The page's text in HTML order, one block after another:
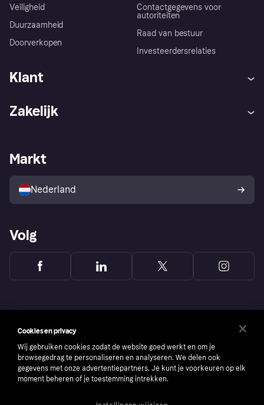
Veiligheid
Duurzaamheid
Doorverkopen
Contactgegevens voor
autoriteiten
Raad van bestuur
Investeerdersrelaties
Klant
Winkeloverzicht
Kopersbescherming voor
consumenten
Zakelijk
Zakelijke login
Markt
Nederland
Volg
Cookies en privacy
Wij gebruiken cookies zodat de website goed werkt en om je
browsegedrag te personaliseren en analyseren. We delen ook
gegevens met onze advertentiepartners. Je kunt je voorkeuren op elk
moment beheren of je toestemming intrekken.